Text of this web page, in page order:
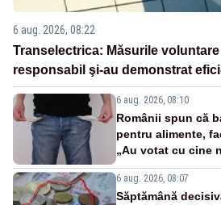
6 aug. 2026, 08:22
Transelectrica: Măsurile
responsabil şi-au demonstrat
6 aug. 2026, 08:10
Românii spun că
pentru alimente,
„Au votat cu cine
6 aug. 2026, 08:07
Săptămână